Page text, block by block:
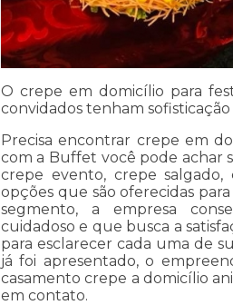
O crepe em domicílio para
convidados tenham
Precisa encontrar crepe em
com a Buffet você pode achar
crepe evento, crepe
opções que são oferecidas
segmento, a empresa
cuidadoso e que busca a
para esclarecer cada uma de
já foi apresentado, o
casamento crepe a domicílio
em contato.